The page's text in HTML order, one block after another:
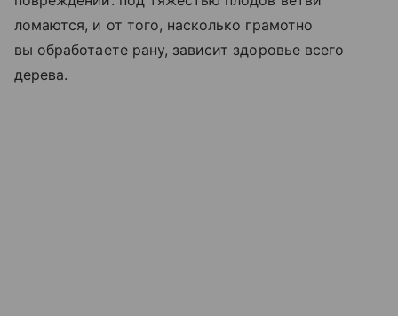
ломаются, и от того, насколько грамотно
вы обработаете рану, зависит здоровье всего
дерева.